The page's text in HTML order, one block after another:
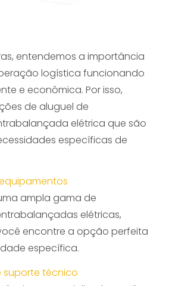
entendemos a importância
logística funcionando
e econômica. Por isso,
de aluguel de
elétrica que são
específicas de
ampla gama de
elétricas,
encontre a opção perfeita
específica.
técnico